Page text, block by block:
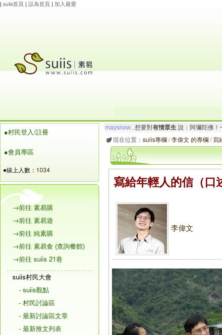
| suiis首頁 | 設為首頁 | 加入最愛
●村民登入/註冊
●會員專區
●線上人數： 1034
→前往 素易購
→前往 素易遊
→前往 純素購
→前往 素易食 (查詢餐館)
→前往 suiis 21巷
suiis村民大會
- suiis觀點
- 村民討論區
- 最新討論區文章
- 最新推文列表
maysnow...想要對有情眾生說：阿彌陀佛！
玲瓏虹想要對有情眾生說：南無大願地藏王
現在位置： suiis專欄/李偉文 的專欄/寫
寫給年輕人的信（口
李偉文